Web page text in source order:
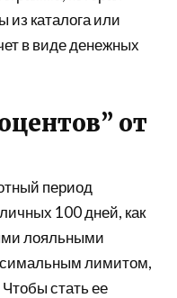
из каталога или
в виде денежных
от
период
100 дней, как
лояльными
лимитом,
стать ее